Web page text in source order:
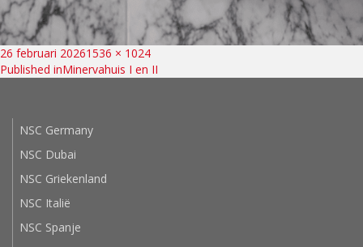
Posted
on
26 februari 2026Full
size
1536 × 1024
Bericht
navigatie
Published inMinervahuis I en II
NSC Germany
NSC Dubai
NSC Griekenland
NSC Italië
NSC Spanje